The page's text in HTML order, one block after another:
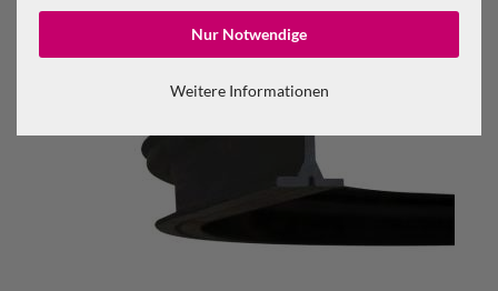
Nur Notwendige
Weitere Informationen
Konto erstellen